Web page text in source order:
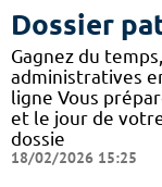
Dossier
Gagnez du
administratives
ligne Vous
et le jour de
dossie
18/02/2026 15:25